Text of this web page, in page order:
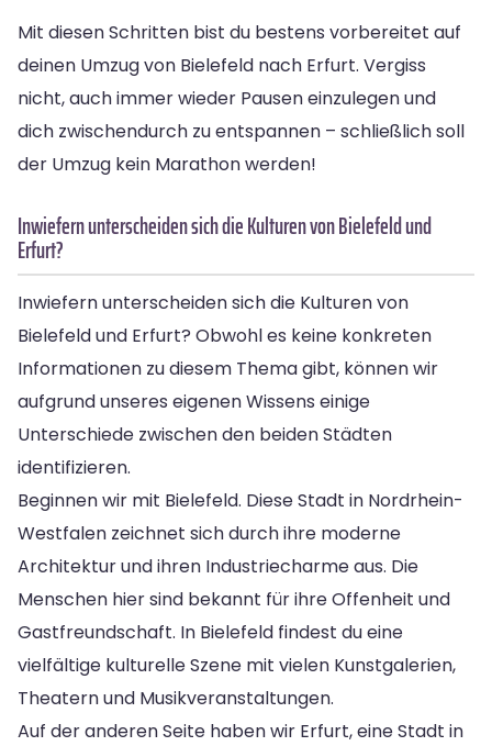
Mit diesen Schritten bist du bestens vorbereitet auf
deinen Umzug von Bielefeld nach Erfurt. Vergiss
nicht, auch immer wieder Pausen einzulegen und
dich zwischendurch zu entspannen – schließlich soll
der Umzug kein Marathon werden!
Inwiefern unterscheiden sich die Kulturen von Bielefeld und
Erfurt?
Inwiefern unterscheiden sich die Kulturen von
Bielefeld und Erfurt? Obwohl es keine konkreten
Informationen zu diesem Thema gibt, können wir
aufgrund unseres eigenen Wissens einige
Unterschiede zwischen den beiden Städten
identifizieren.
Beginnen wir mit Bielefeld. Diese Stadt in Nordrhein-
Westfalen zeichnet sich durch ihre moderne
Architektur und ihren Industriecharme aus. Die
Menschen hier sind bekannt für ihre Offenheit und
Gastfreundschaft. In Bielefeld findest du eine
vielfältige kulturelle Szene mit vielen Kunstgalerien,
Theatern und Musikveranstaltungen.
Auf der anderen Seite haben wir Erfurt, eine Stadt in